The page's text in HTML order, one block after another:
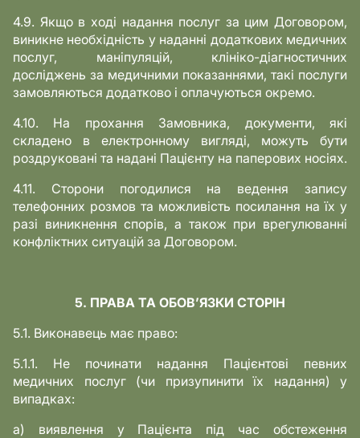
4.9. Якщо в ході надання послуг за цим Договором,
виникне необхідність у наданні додаткових медичних
послуг, маніпуляцій, клініко-діагностичних
досліджень за медичними показаннями, такі послуги
замовляються додатково і оплачуються окремо.
4.10. На прохання Замовника, документи, які
складено в електронному вигляді, можуть бути
роздруковані та надані Пацієнту на паперових носіях.
4.11. Сторони погодилися на ведення запису
телефонних розмов та можливість посилання на їх у
разі виникнення спорів, а також при врегулюванні
конфліктних ситуацій за Договором.
5. ПРАВА ТА ОБОВ’ЯЗКИ СТОРІН
5.1. Виконавець має право:
5.1.1. Не починати надання Пацієнтові певних
медичних послуг (чи призупинити їх надання) у
випадках:
а) виявлення у Пацієнта під час обстеження